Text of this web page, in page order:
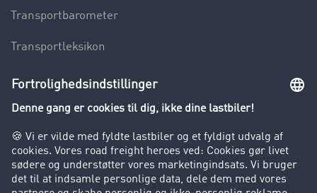
Transportbarometer
Transportleksikon
Lastbilkørsel forbudt
Kunder hverver kunder
Success Stories